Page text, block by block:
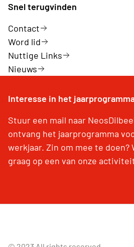
Snel terugvinden
Contact
Word lid
Nuttige Links
Nieuws
Interesse in het
Stuur een mail naar
ontvang het jaarprogramma
werkjaar. Zin om mee te doen?
graag op een van onze